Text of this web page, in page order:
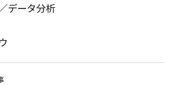
データ分析